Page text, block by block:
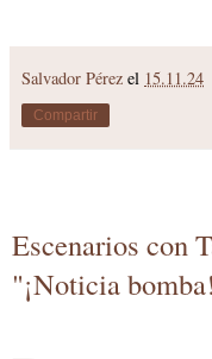
Salvador Pérez el 15.11.24
Compartir
Escenarios con
"¡Noticia